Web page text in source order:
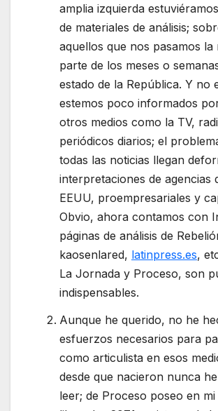
amplia izquierda
de materiales de análisis;
aquellos que nos pasamos la
parte de los meses o
estado de la República. Y no
estemos poco informados
otros medios como la TV,
periódicos diarios; el
todas las noticias llegan
interpretaciones de agencias
EEUU, proempresariales y
Obvio, ahora contamos con
páginas de análisis de
kaosenlared, latinpress.es,
La Jornada y Proceso, son
indispensables.
Aunque he querido, no he
esfuerzos necesarios para
como articulista en esos
desde que nacieron nunca
leer; de Proceso poseo en